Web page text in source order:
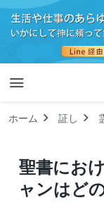
ホーム 証し
聖書にお
ャンはど